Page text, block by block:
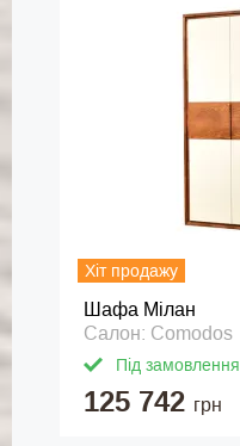
Хіт продажу
Шафа Мілан
Салон: Comodos
Під замовлення
125 742 грн